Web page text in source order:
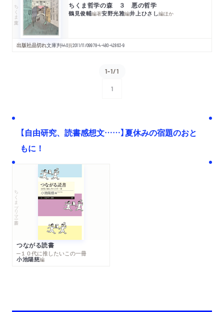
ちくま文庫 ちくま哲学の森 ３ 悪の哲学
鶴見俊輔編著安野光雅編井上ひさし編ほか
出版社品切れ文庫判440頁2011/11/09978-4-480-42863-9
1-1/1
1
【自由研究、読書感想文……】夏休みの宿題のおと
もに！
ちくまプリマー新書
つながる読書
─１０代に推したいこの一冊
小池陽慈編